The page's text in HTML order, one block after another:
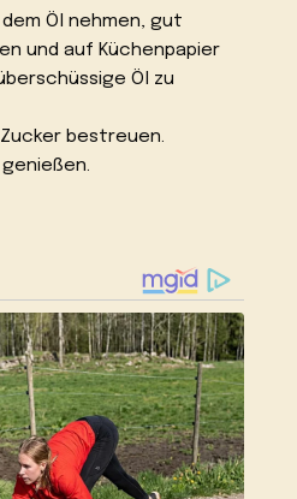
Öl nehmen, gut
und auf Küchenpapier
Öl zu
bestreuen.